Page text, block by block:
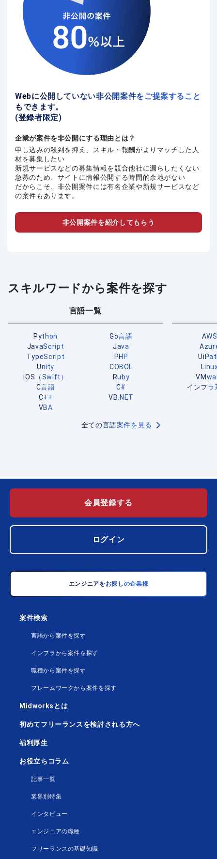
Webに公開していない非公開案件をご提案すること
もできます。
(登録者限定)
企業が案件を非公開にする理由とは？
申し込みの殺到を抑え、スキル・報酬がよりマッチした人
材を募集したい
新規サービスなどの募集情報を競合他社に漏らしたくない
急募のため、サイトに情報公開する時間的余地がない
だからこそ、非公開案件には有名企業や新規サービスなど
の案件もあります。
非公開案件を紹介してもらう
スキルワードから案件を探す
言語一覧
Python
Go言語
JavaScript
Java
TypeScript
PHP
Unity
COBOL
iOS（Swift）
Ruby
C言語
C#
C++
VB.NET
VBA
全ての言語案件を見る
AWS
インフラ
会員登録する
ログイン
エンジニアをお探しの企業様
案件検索
言語から案件を探す
インフラから案件を探す
職種から案件を探す
フレームワークから案件を探す
Midworksとは
初めてフリーランスを検討される方へ
福利厚生
お役立ちコラム
記事一覧
業界別特集
インタビュー
エンジニアの職種
フリーランスの基礎知識